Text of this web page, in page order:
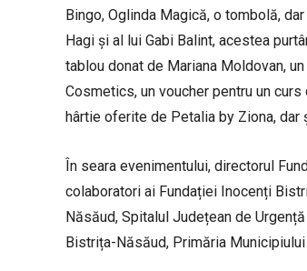
Bingo, Oglinda Magică, o tombolă,
Hagi și al lui Gabi Balint, acestea
tablou donat de Mariana Moldovan,
Cosmetics, un voucher pentru un
hârtie oferite de Petalia by Ziona,
În seara evenimentului, directorul
colaboratori ai Fundației Inocenți
Năsăud, Spitalul Județean de
Bistrița-Năsăud, Primăria